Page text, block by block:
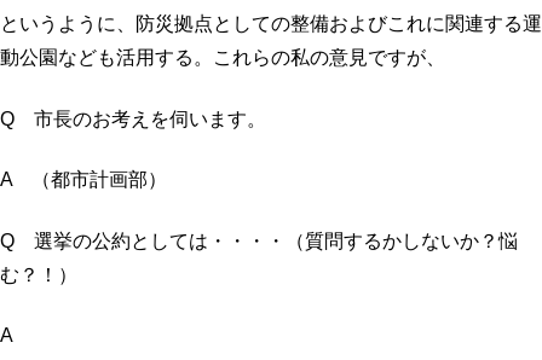
というように、防災拠点としての整備およびこれに関連する運
動公園なども活用する。これらの私の意見ですが、
Q 市長のお考えを伺います。
A （都市計画部）
Q 選挙の公約としては・・・・（質問するかしないか？悩
む？！）
A